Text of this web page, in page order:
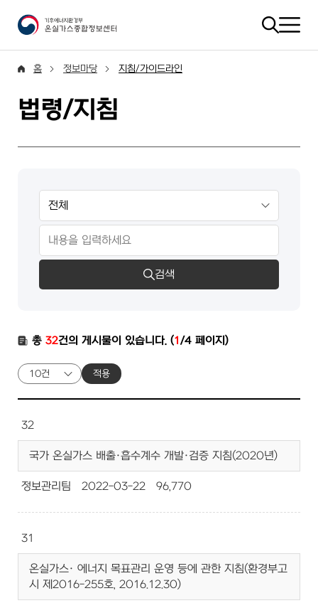
홈 정보마당 지침/가이드라인
법령/지침
검색
총 32건의 게시물이 있습니다. (1/4 페이지)
적용
32
국가 온실가스 배출·흡수계수 개발·검증 지침(2020년)
정보관리팀 2022-03-22 96,770
31
온실가스· 에너지 목표관리 운영 등에 관한 지침(환경부고
시 제2016-255호, 2016.12.30)